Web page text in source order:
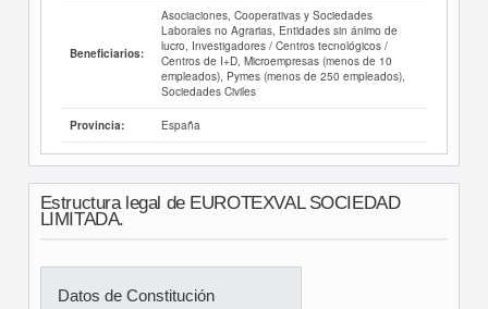
Beneficiarios:
Asociaciones, Cooperativas y Sociedades
Laborales no Agrarias, Entidades sin ánimo de
lucro, Investigadores / Centros tecnológicos /
Centros de I+D, Microempresas (menos de 10
empleados), Pymes (menos de 250 empleados),
Sociedades Civiles
Provincia: España
Estructura legal de EUROTEXVAL SOCIEDAD
LIMITADA.
Datos de Constitución